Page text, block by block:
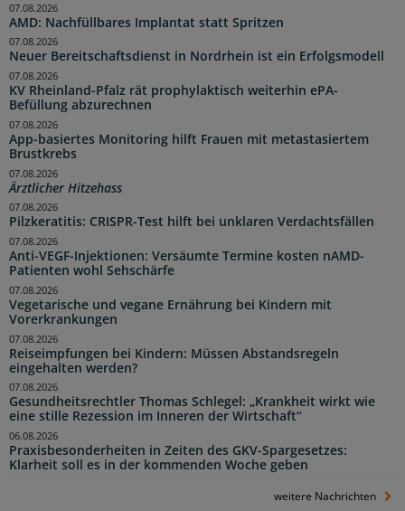
AMD: Nachfüllbares Implantat statt Spritzen
07.08.2026
Neuer Bereitschaftsdienst in Nordrhein ist ein Erfolgsmodell
07.08.2026
KV Rheinland-Pfalz rät prophylaktisch weiterhin ePA-
Befüllung abzurechnen
07.08.2026
App-basiertes Monitoring hilft Frauen mit metastasiertem
Brustkrebs
07.08.2026
Ärztlicher Hitzehass
07.08.2026
Pilzkeratitis: CRISPR-Test hilft bei unklaren Verdachtsfällen
07.08.2026
Anti-VEGF-Injektionen: Versäumte Termine kosten nAMD-
Patienten wohl Sehschärfe
07.08.2026
Vegetarische und vegane Ernährung bei Kindern mit
Vorerkrankungen
07.08.2026
Reiseimpfungen bei Kindern: Müssen Abstandsregeln
eingehalten werden?
07.08.2026
Gesundheitsrechtler Thomas Schlegel: „Krankheit wirkt wie
eine stille Rezession im Inneren der Wirtschaft“
07.08.2026
Praxisbesonderheiten in Zeiten des GKV-Spargesetzes:
Klarheit soll es in der kommenden Woche geben
06.08.2026
weitere Nachrichten